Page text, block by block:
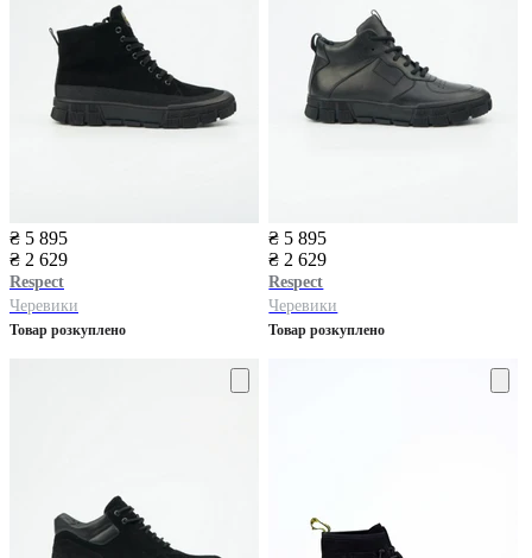
₴ 5 895
₴ 2 629
Respect
Черевики
Товар розкуплено
₴ 5 895
₴ 2 629
Respect
Черевики
Товар розкуплено